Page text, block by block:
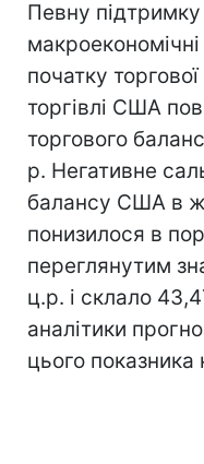
Певну
початку
торгівлі США
торгового
р. Негативне
балансу США в
понизилося в
переглянутим
ц.р. і склало
аналітики
цього показника